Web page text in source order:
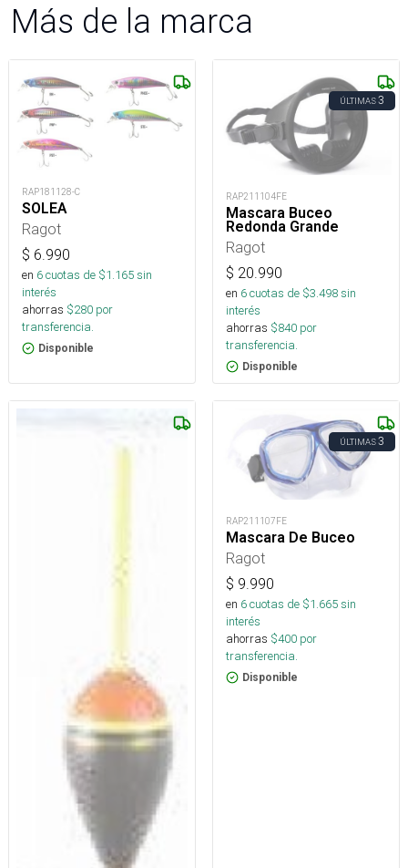
Más de la marca
RAP181128-C
SOLEA
Ragot
$ 6.990
en 6cuotas de $1.165sin
interés
ahorras $280 por
transferencia.
Disponible
ÚLTIMAS3
RAP211104FE
Mascara Buceo
Redonda Grande
Ragot
$ 20.990
en 6cuotas de $3.498sin
interés
ahorras $840 por
transferencia.
Disponible
ÚLTIMAS3
RAP211107FE
Mascara De Buceo
Ragot
$ 9.990
en 6cuotas de $1.665sin
interés
ahorras $400 por
transferencia.
Disponible